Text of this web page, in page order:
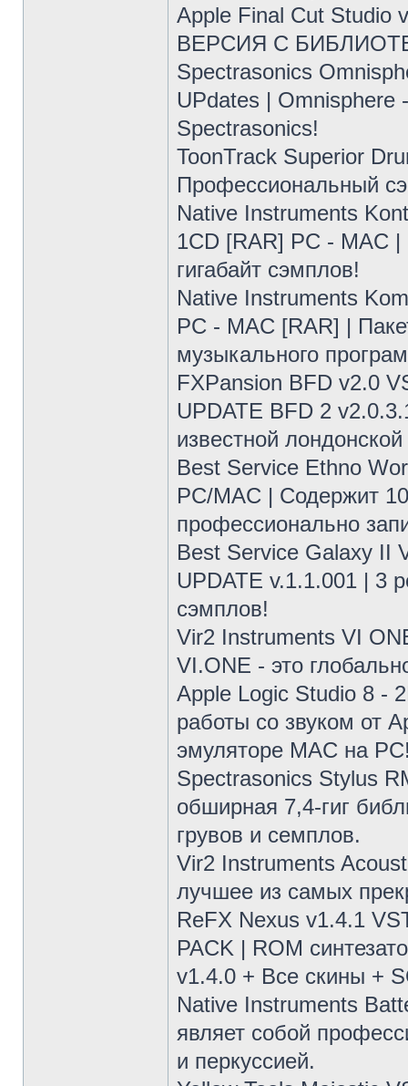
Apple Final Cut
ВЕРСИЯ С
Spectrasonics
UPdates | Omnisphere
Spectrasonics!
ToonTrack Superior
Профессиональный
Native Instruments
1CD [RAR] PC - MAC
гигабайт сэмплов!
Native Instruments
PC - MAC [RAR] |
музыкального
FXPansion BFD v2.0
UPDATE BFD 2
известной
Best Service Ethno
PC/MAC | Содержит
профессионально
Best Service Galaxy II
UPDATE v.1.1.001 | 3
сэмплов!
Vir2 Instruments VI
VI.ONE - это
Apple Logic Studio 8 -
работы со звуком от
эмуляторе MAC на
Spectrasonics Stylus
обширная 7,4-гиг
грувов и семплов.
Vir2 Instruments
лучшее из самых
ReFX Nexus v1.4.1
PACK | ROM
v1.4.0 + Все скины +
Native Instruments
являет собой
и перкуссией.